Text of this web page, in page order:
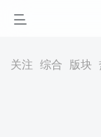
关注 综合 版块